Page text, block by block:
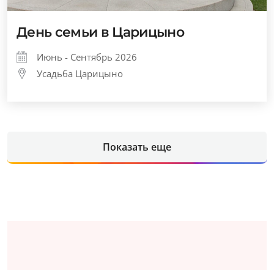
День семьи в Царицыно
Июнь - Сентябрь 2026
Усадьба Царицыно
Показать еще